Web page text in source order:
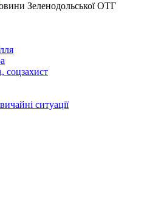
Зеленодольської ОТГ
соцзахист
ситуації